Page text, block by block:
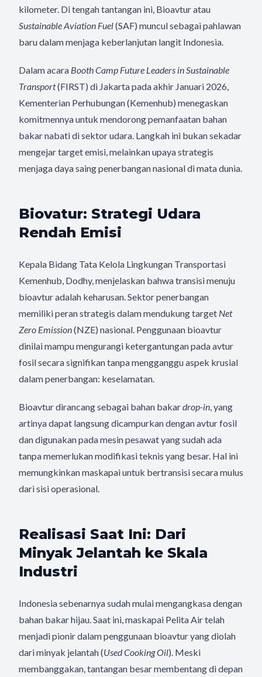
kilometer. Di tengah tantangan ini, Bioavtur atau
Sustainable Aviation Fuel(SAF) muncul sebagai pahlawan
baru dalam menjaga keberlanjutan langit Indonesia.
Dalam acara Booth Camp Future Leaders in Sustainable
Transport(FIRST) di Jakarta pada akhir Januari 2026,
Kementerian Perhubungan (Kemenhub) menegaskan
komitmennya untuk mendorong pemanfaatan bahan
bakar nabati di sektor udara. Langkah ini bukan sekadar
mengejar target emisi, melainkan upaya strategis
menjaga daya saing penerbangan nasional di mata dunia.
Biovatur: Strategi Udara
Rendah Emisi
Kepala Bidang Tata Kelola Lingkungan Transportasi
Kemenhub, Dodhy, menjelaskan bahwa transisi menuju
bioavtur adalah keharusan. Sektor penerbangan
memiliki peran strategis dalam mendukung target Net
Zero Emission(NZE) nasional. Penggunaan bioavtur
dinilai mampu mengurangi ketergantungan pada avtur
fosil secara signifikan tanpa mengganggu aspek krusial
dalam penerbangan: keselamatan.
Bioavtur dirancang sebagai bahan bakardrop-in, yang
artinya dapat langsung dicampurkan dengan avtur fosil
dan digunakan pada mesin pesawat yang sudah ada
tanpa memerlukan modifikasi teknis yang besar. Hal ini
memungkinkan maskapai untuk bertransisi secara mulus
dari sisi operasional.
Realisasi Saat Ini: Dari
Minyak Jelantah ke Skala
Industri
Indonesia sebenarnya sudah mulai mengangkasa dengan
bahan bakar hijau. Saat ini, maskapai Pelita Air telah
menjadi pionir dalam penggunaan bioavtur yang diolah
dari minyak jelantah (Used Cooking Oil). Meski
membanggakan, tantangan besar membentang di depan